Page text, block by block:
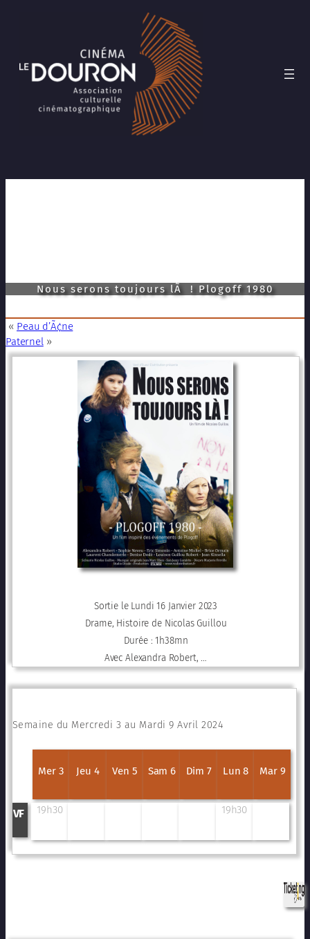
Nous serons toujours lÃ ! Plogoff 1980
« Peau d’Ã¢ne
Paternel»
Sortie le Lundi 16 Janvier 2023
Drame, Histoire de Nicolas Guillou
Durée : 1h38mn
Avec Alexandra Robert, …
Semaine du Mercredi 3 au Mardi 9 Avril 2024
Mer 3 Jeu 4 Ven 5 Sam 6 Dim 7 Lun 8 Mar 9
VF 19h30 19h30